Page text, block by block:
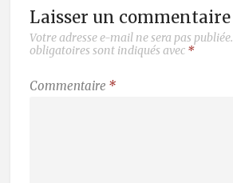
Laisser un commentaire
Votre adresse e-mail ne sera pas publiée.
obligatoires sont indiqués avec *
Commentaire *